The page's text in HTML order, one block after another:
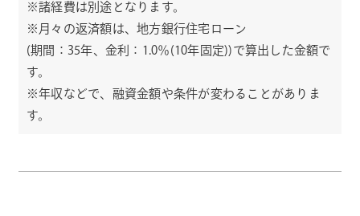
※諸経費は別途となります。
※月々の返済額は、地方銀行住宅ローン
(期間：35年、金利：1.0％(10年固定))で算出した金額で
す。
※年収などで、融資金額や条件が変わることがありま
す。